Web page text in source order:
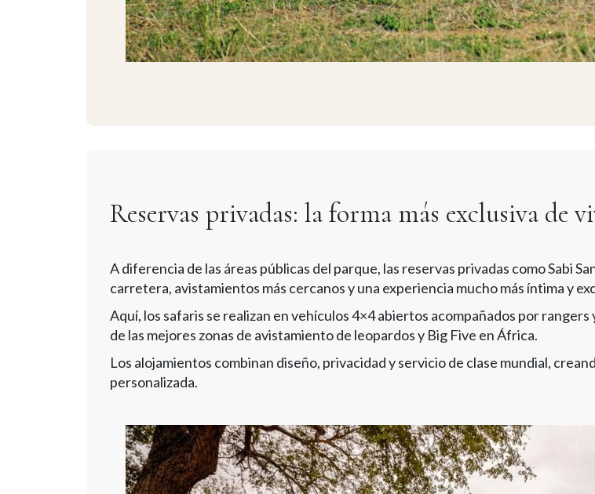
Reservas privadas: la forma más exclusiva de
A diferencia de las áreas públicas del parque, las reservas privadas como Sabi
carretera, avistamientos más cercanos y una experiencia mucho más íntima y
Aquí, los safaris se realizan en vehículos 4×4 abiertos acompañados por
de las mejores zonas de avistamiento de leopardos y Big Five en África.
Los alojamientos combinan diseño, privacidad y servicio de clase mundial,
personalizada.